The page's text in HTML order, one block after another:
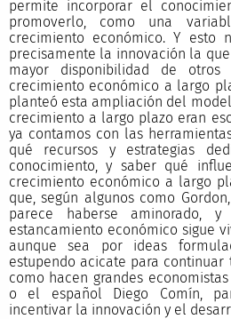
permite incorporar el
promoverlo, como una
crecimiento económico. Y esto
precisamente la innovación la
mayor disponibilidad de otros
crecimiento económico a largo
planteó esta ampliación del
crecimiento a largo plazo eran
ya contamos con las
qué recursos y estrategias
conocimiento, y saber qué
crecimiento económico a largo
que, según algunos como
parece haberse aminorado,
estancamiento económico sigue
aunque sea por ideas
estupendo acicate para continuar
como hacen grandes
o el español Diego Comín,
incentivar la innovación y el